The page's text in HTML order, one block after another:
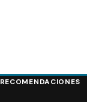
RECOMENDACIONES